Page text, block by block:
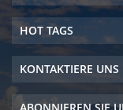
HOT TAGS
KONTAKTIERE UNS